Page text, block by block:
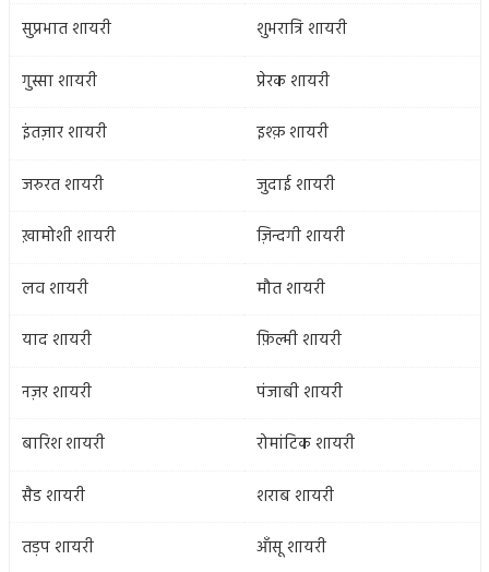
सुप्रभात शायरी
शुभरात्रि शायरी
गुस्सा शायरी
प्रेरक शायरी
इंतज़ार शायरी
इश्क़ शायरी
जरुरत शायरी
जुदाई शायरी
ख़ामोशी शायरी
ज़िन्दगी शायरी
लव शायरी
मौत शायरी
याद शायरी
फ़िल्मी शायरी
नज़र शायरी
पंजाबी शायरी
बारिश शायरी
रोमांटिक शायरी
सैड शायरी
शराब शायरी
तड़प शायरी
आँसू शायरी